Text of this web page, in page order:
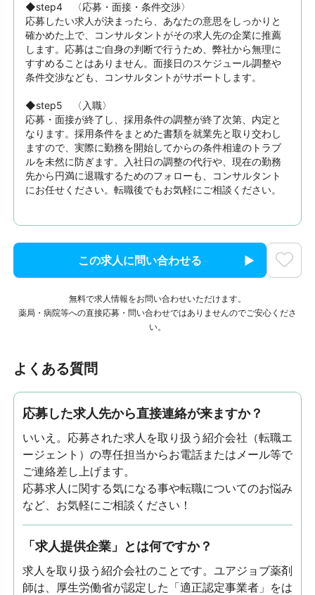
◆step4　〈応募・面接・条件交渉〉
応募したい求人が決まったら、あなたの意思をしっかりと
確かめた上で、コンサルタントがその求人先の企業に推薦
します。応募はご自身の判断で行うため、弊社から無理に
すすめることはありません。面接日のスケジュール調整や
条件交渉なども、コンサルタントがサポートします。
◆step5　〈入職〉
応募・面接が終了し、採用条件の調整が終了次第、内定と
なります。採用条件をまとめた書類を就業先と取り交わし
ますので、実際に勤務を開始してからの条件相違のトラブ
ルを未然に防ぎます。入社日の調整の代行や、現在の勤務
先から円満に退職するためのフォローも、コンサルタント
にお任せください。転職後でもお気軽にご相談ください。
この求人に問い合わせる
無料で求人情報をお問い合わせいただけます。
薬局・病院等への直接応募・問い合わせではありませんのでご安心くださ
い。
よくある質問
応募した求人先から直接連絡が来ますか？
いいえ。応募された求人を取り扱う紹介会社（転職エ
ージェント）の専任担当からお電話またはメール等で
ご連絡差し上げます。
応募求人に関する気になる事や転職についてのお悩み
など、お気軽にご相談ください！
「求人提供企業」とは何ですか？
求人を取り扱う紹介会社のことです。ユアジョブ薬剤
師は、厚生労働省が認定した「適正認定事業者」をは